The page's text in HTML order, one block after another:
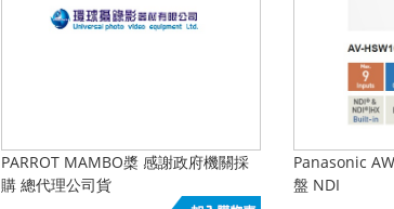
PARROT MAMBO槳 感謝政府機關採
購 總代理公司貨
Panasonic
盤 NDI